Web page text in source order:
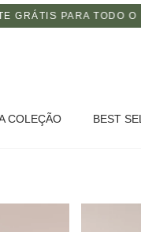
COLEÇÃO BEST